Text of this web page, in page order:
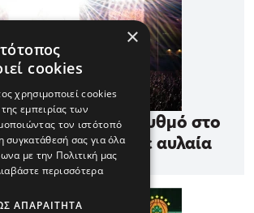
τον δικό της ρυθμό στο
2026 που έριξε αυλαία
×
cookies
χρησιμοποιεί cookies
εμπειρίας των
τον ιστότοπό
συγκατάθεσή σας για όλα
με την Πολιτική μας
περισσότερα
ΑΠΑΡΑΊΤΗΤΑ